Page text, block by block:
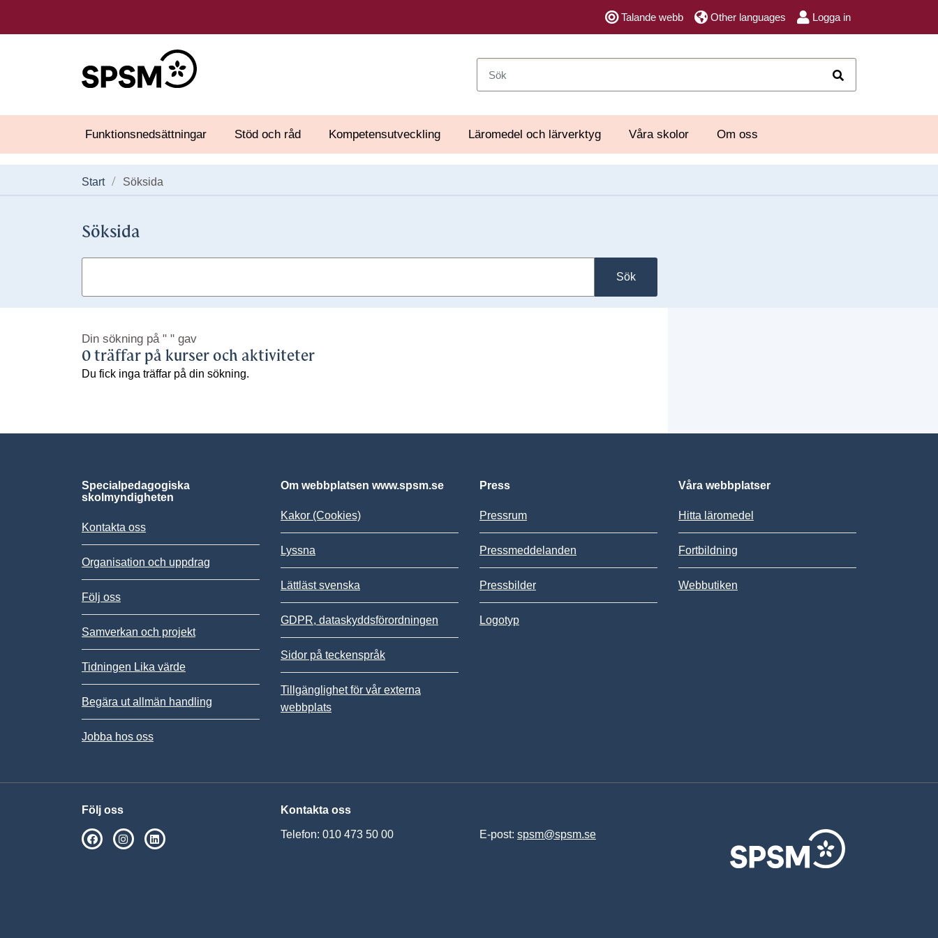
Talande webb Other languages Logga in
Funktionsnedsättningar Stöd och råd Kompetensutveckling Läromedel och lärverktyg Våra skolor Om oss
Start Söksida
Söksida
Sök
Din sökning på " " gav
0 träffar på kurser och aktiviteter
Du fick inga träffar på din sökning.
Specialpedagogiska
skolmyndigheten
Kontakta oss
Organisation och uppdrag
Följ oss
Samverkan och projekt
Tidningen Lika värde
Begära ut allmän handling
Jobba hos oss
Om webbplatsen www.spsm.se
Kakor (Cookies)
Lyssna
Lättläst svenska
GDPR, dataskyddsförordningen
Sidor på teckenspråk
Tillgänglighet för vår externa
webbplats
Press
Pressrum
Pressmeddelanden
Pressbilder
Logotyp
Våra webbplatser
Hitta läromedel
Fortbildning
Webbutiken
Följ oss
SPSM på Facebook
SPSM på Instagram
Kontakta oss
Telefon: 010 473 50 00 E-post: spsm@spsm.se